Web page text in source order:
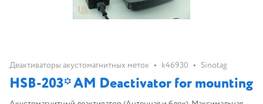
Деактиваторы акустомагнитных меток • k46930 • Sinotag
HSB-203* AM Deactivator for mounting